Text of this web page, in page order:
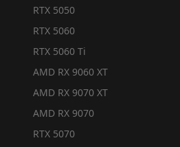
RTX 5050
RTX 5060
RTX 5060 Ti
AMD RX 9060 XT
AMD RX 9070 XT
AMD RX 9070
RTX 5070